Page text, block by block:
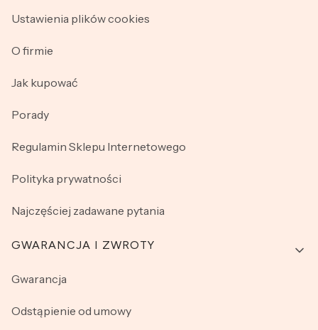
Ustawienia plików cookies
O firmie
Jak kupować
Porady
Regulamin Sklepu Internetowego
Polityka prywatności
Najczęściej zadawane pytania
GWARANCJA I ZWROTY
Gwarancja
Odstąpienie od umowy